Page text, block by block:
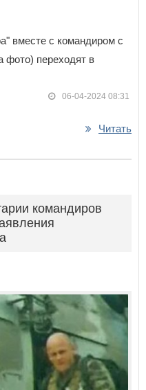
вместе с командиром с
фото) переходят в
06-04-2024 08:31
Читать
командиров